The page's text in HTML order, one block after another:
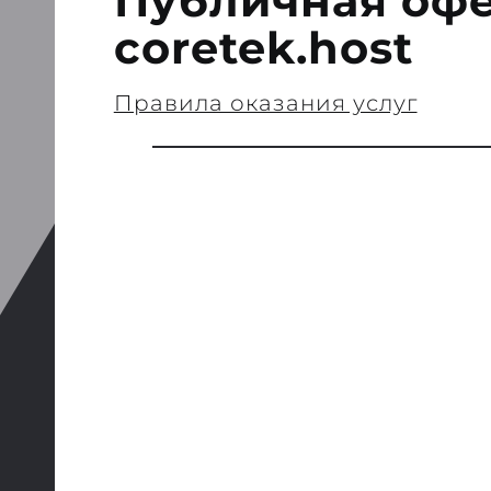
coretek.host
Правила оказания услуг